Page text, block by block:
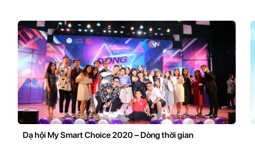
Dạ hội My Smart Choice 2020 – Dòng thời gian